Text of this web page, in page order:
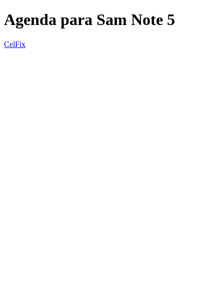
Agenda para Sam Note 5
CelFix